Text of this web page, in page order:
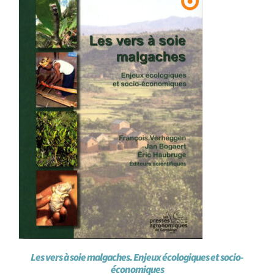
Les vers à soie malgaches. Enjeux écologiques et socio-
économiques